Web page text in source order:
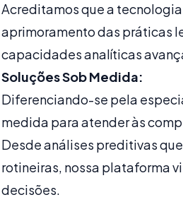
Acreditamos que a
aprimoramento das práticas
capacidades analíticas
Soluções Sob Medida:
Diferenciando-se pela
medida para atender às
Desde análises preditivas
rotineiras, nossa plataforma
decisões.